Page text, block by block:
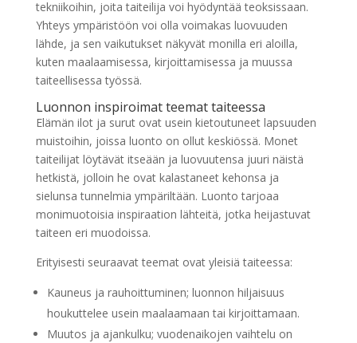
tekniikoihin, joita taiteilija voi hyödyntää teoksissaan.
Yhteys ympäristöön voi olla voimakas luovuuden
lähde, ja sen vaikutukset näkyvät monilla eri aloilla,
kuten maalaamisessa, kirjoittamisessa ja muussa
taiteellisessa työssä.
Luonnon inspiroimat teemat taiteessa
Elämän ilot ja surut ovat usein kietoutuneet lapsuuden
muistoihin, joissa luonto on ollut keskiössä. Monet
taiteilijat löytävät itseään ja luovuutensa juuri näistä
hetkistä, jolloin he ovat kalastaneet kehonsa ja
sielunsa tunnelmia ympäriltään. Luonto tarjoaa
monimuotoisia inspiraation lähteitä, jotka heijastuvat
taiteen eri muodoissa.
Erityisesti seuraavat teemat ovat yleisiä taiteessa:
Kauneus ja rauhoittuminen; luonnon hiljaisuus
houkuttelee usein maalaamaan tai kirjoittamaan.
Muutos ja ajankulku; vuodenaikojen vaihtelu on